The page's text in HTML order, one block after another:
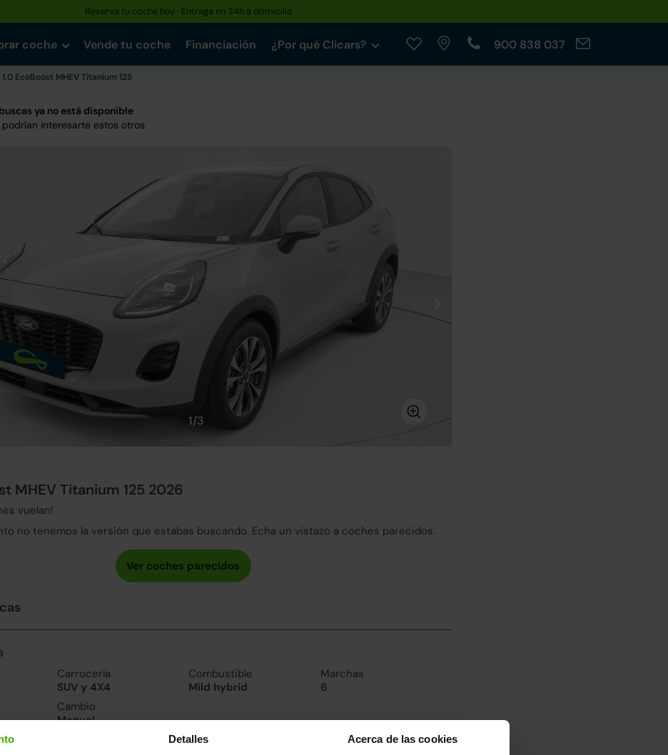
Detalles Acerca de las cookies
Reserva tu coche hoy · Entrega en 24h a domicilio
coche Vende tu coche Financiación ¿Por qué Clicars? 900 838 037
1.0 EcoBoost MHEV Titanium 125
ya no está disponible
interesarte estos otros
1/3
MHEV Titanium 125 2026
vuelan!
no tenemos la versión que estabas buscando. Echa un vistazo a coches parecidos.
Carrocería
SUV y 4X4
Combustible
Mild hybrid
Marchas
6
Cambio
Manual